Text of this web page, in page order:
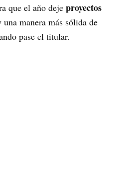
que el año deje proyectos
una manera más sólida de
pase el titular.